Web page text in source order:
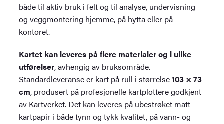
både til aktiv bruk i felt og til analyse, undervisning
og veggmontering hjemme, på hytta eller på
kontoret.
Kartet kan leveres på flere materialer og i ulike
utførelser, avhengig av bruksområde.
Standardleveranse er kart på rull i størrelse103 × 73
cm, produsert på profesjonelle kartplottere godkjent
av Kartverket. Det kan leveres på ubestrøket matt
kartpapir i både tynn og tykk kvalitet, på vann- og